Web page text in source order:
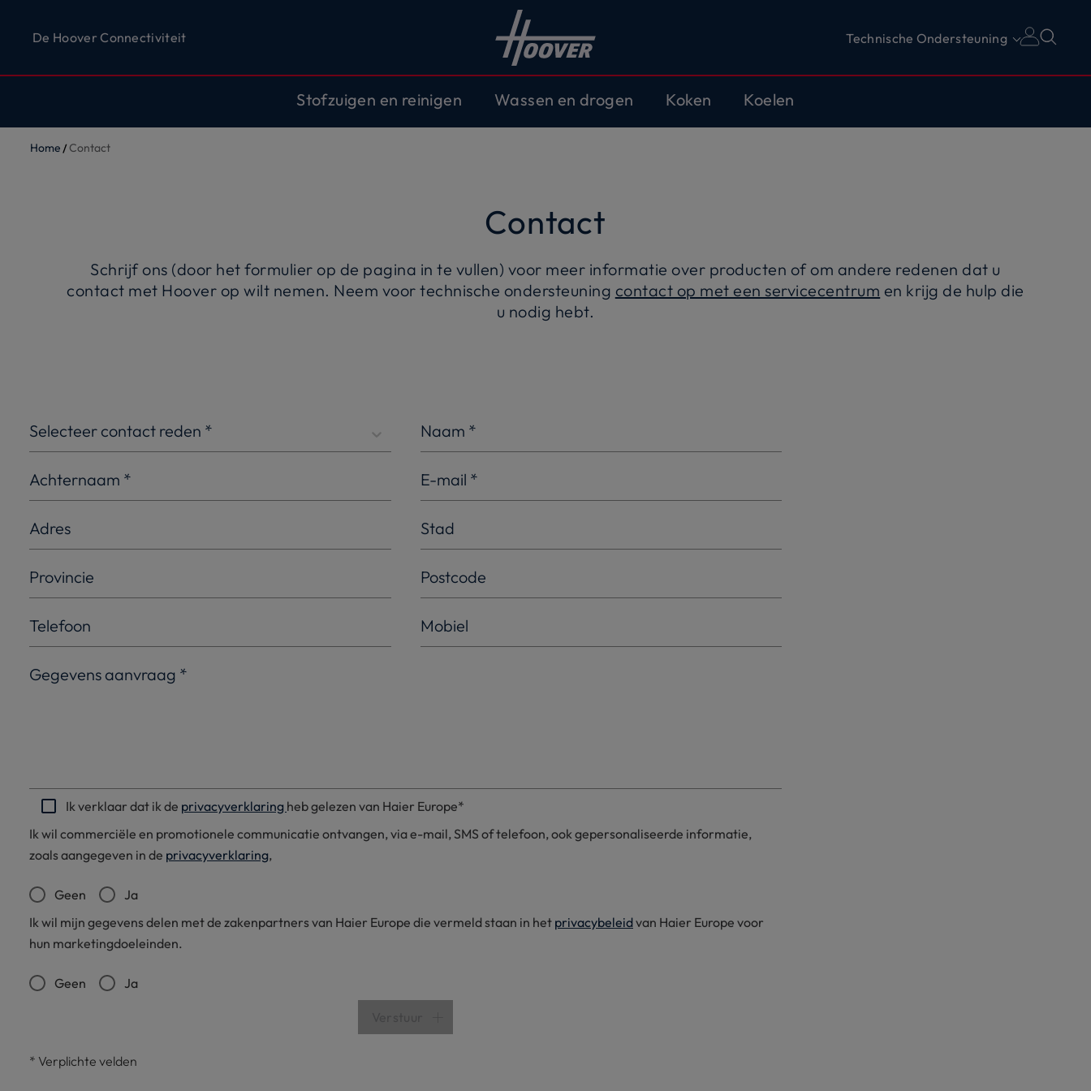
De Hoover Connectiviteit Technische Ondersteuning
Stofzuigen en reinigen Wassen en drogen Koken Koelen
Home Contact
Contact
Schrijf ons (door het formulier op de pagina in te vullen) voor meer informatie over producten of om andere redenen dat u
contact met Hoover op wilt nemen. Neem voor technische ondersteuning contact op met een servicecentrum en krijg de hulp die
u nodig hebt.
Selecteer contact reden * Naam *
Achternaam * E-mail *
Adres Stad
Provincie Postcode
Telefoon Mobiel
Gegevens aanvraag *
Ik verklaar dat ik de privacyverklaring heb gelezen van Haier Europe*
Ik wil commerciële en promotionele communicatie ontvangen, via e-mail, SMS of telefoon, ook gepersonaliseerde informatie,
zoals aangegeven in de privacyverklaring,
Geen
Ja
Ik wil mijn gegevens delen met de zakenpartners van Haier Europe die vermeld staan ​​in het privacybeleidvan Haier Europe voor
hun marketingdoeleinden.
Geen Ja
* Verplichte velden